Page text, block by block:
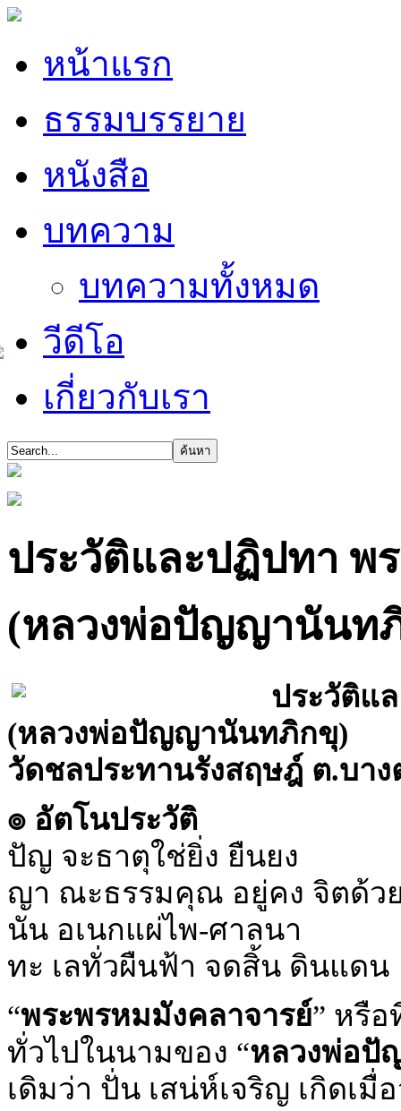
หน้าแรก
ธรรมบรรยาย
หนังสือ
บทความ
บทความทั้งหมด
วีดีโอ
เกี่ยวกับเรา
ประวัติและปฏิปทา พ
(หลวงพ่อปัญญานันท
ประวัติแ
(หลวงพ่อปัญญานันทภิกขุ)
วัดชลประทานรังสฤษฎ์ ต.บา
๏ อัตโนประวัติ
ปัญ จะธาตุใช่ยิ่ง ยืนยง
ญา ณะธรรมคุณ อยู่คง จิตด้ว
นัน อเนกแผ่ไพ-ศาลนา
ทะ เลทั่วผืนฟ้า จดสิ้น ดินแดน
“พระพรหมมังคลาจารย์” หรื
ทั่วไปในนามของ “หลวงพ่อปั
เดิมว่า ปั่น เสน่ห์เจริญ เกิดเ